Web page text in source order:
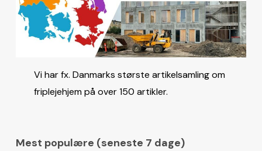
Vi har fx. Danmarks største artikelsamling om
friplejehjem på over 150 artikler.
Mest populære (seneste 7 dage)